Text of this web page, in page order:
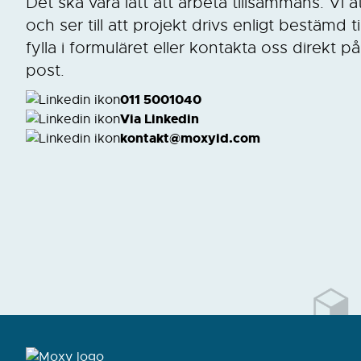
och ser till att projekt drivs enligt bestämd
fylla i formuläret eller kontakta oss direkt
post.
011 5001040
Via Linkedin
kontakt@moxyid.com